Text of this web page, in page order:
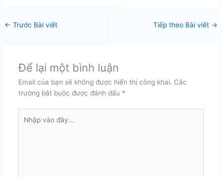
← Trước Bài viết Tiếp theo Bài viết →
Để lại một bình luận
Email của bạn sẽ không được hiển thị công khai. Các
trường bắt buộc được đánh dấu *
vào